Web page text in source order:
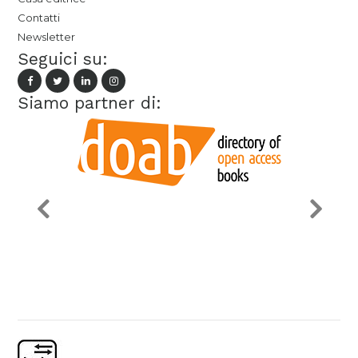
Contatti
Newsletter
Seguici su:
Siamo partner di: